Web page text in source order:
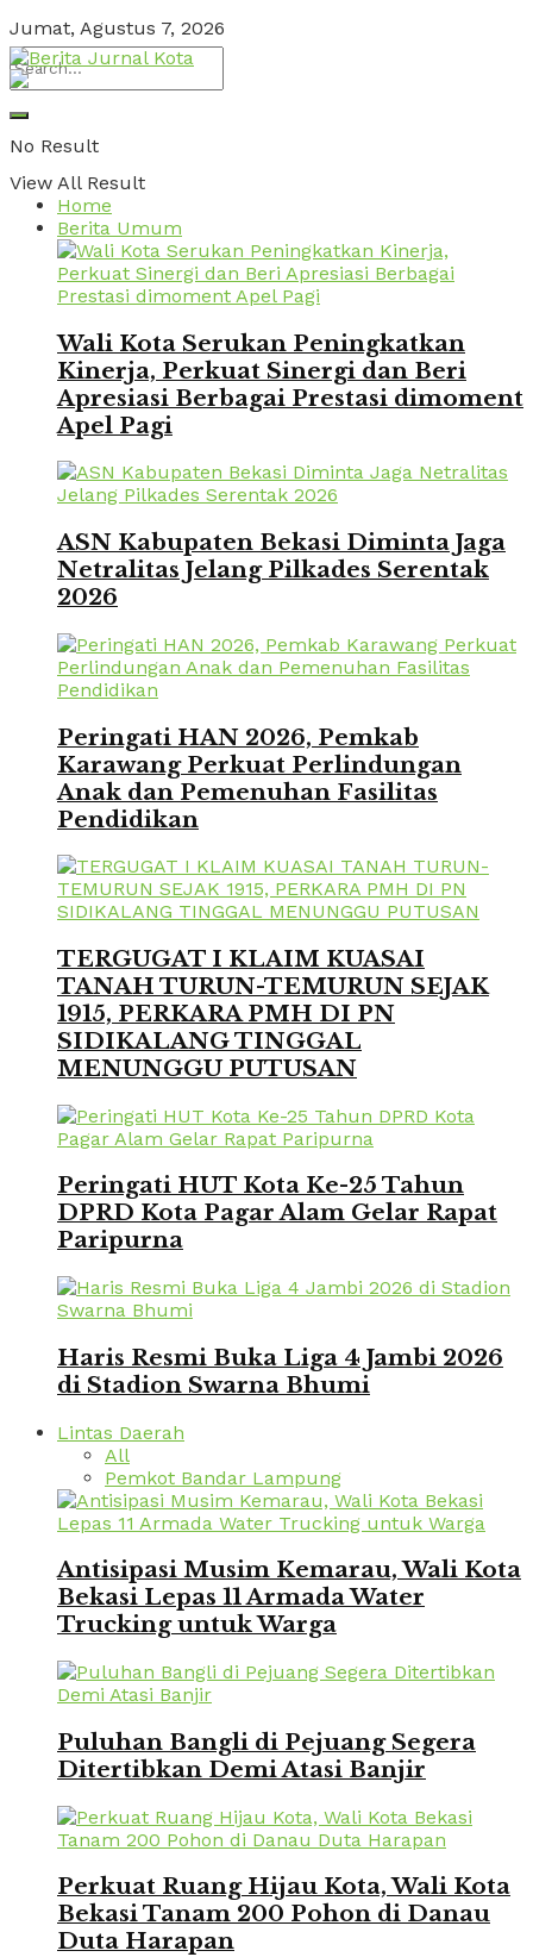
Jumat, Agustus 7, 2026
No Result
View All Result
Home
Berita Umum
Wali Kota Serukan Peningkatkan
Kinerja, Perkuat Sinergi dan Beri
Apresiasi Berbagai Prestasi dimoment
Apel Pagi
ASN Kabupaten Bekasi Diminta Jaga
Netralitas Jelang Pilkades Serentak
2026
Peringati HAN 2026, Pemkab
Karawang Perkuat Perlindungan
Anak dan Pemenuhan Fasilitas
Pendidikan
TERGUGAT I KLAIM KUASAI
TANAH TURUN-TEMURUN SEJAK
1915, PERKARA PMH DI PN
SIDIKALANG TINGGAL
MENUNGGU PUTUSAN
Peringati HUT Kota Ke-25 Tahun
DPRD Kota Pagar Alam Gelar Rapat
Paripurna
Haris Resmi Buka Liga 4 Jambi 2026
di Stadion Swarna Bhumi
Lintas Daerah
All
Pemkot Bandar Lampung
Antisipasi Musim Kemarau, Wali Kota
Bekasi Lepas 11 Armada Water
Trucking untuk Warga
Puluhan Bangli di Pejuang Segera
Ditertibkan Demi Atasi Banjir
Perkuat Ruang Hijau Kota, Wali Kota
Bekasi Tanam 200 Pohon di Danau
Duta Harapan